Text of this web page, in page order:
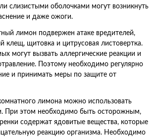
слизистыми оболочками могут возникнуть
и даже ожоги.
лимон подвержен атаке вредителей,
клещ, щитовка и цитрусовая листовертка.
могут вызвать аллергические реакции и
Поэтому необходимо регулярно
и принимать меры по защите от
лимона можно использовать
При этом необходимо быть осторожным,
содержат ядовитые вещества, которые
реакцию организма. Необходимо